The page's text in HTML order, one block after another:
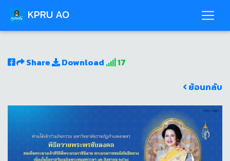
KPRU AO
Share Download
17
ย้อนกลับ